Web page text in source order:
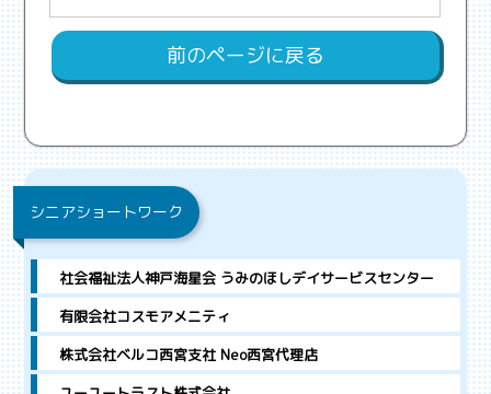
前のページに戻る
シニアショートワーク
社会福祉法人神戸海星会 うみのほしデイサービスセンター
有限会社コスモアメニティ
株式会社ベルコ西宮支社 Neo西宮代理店